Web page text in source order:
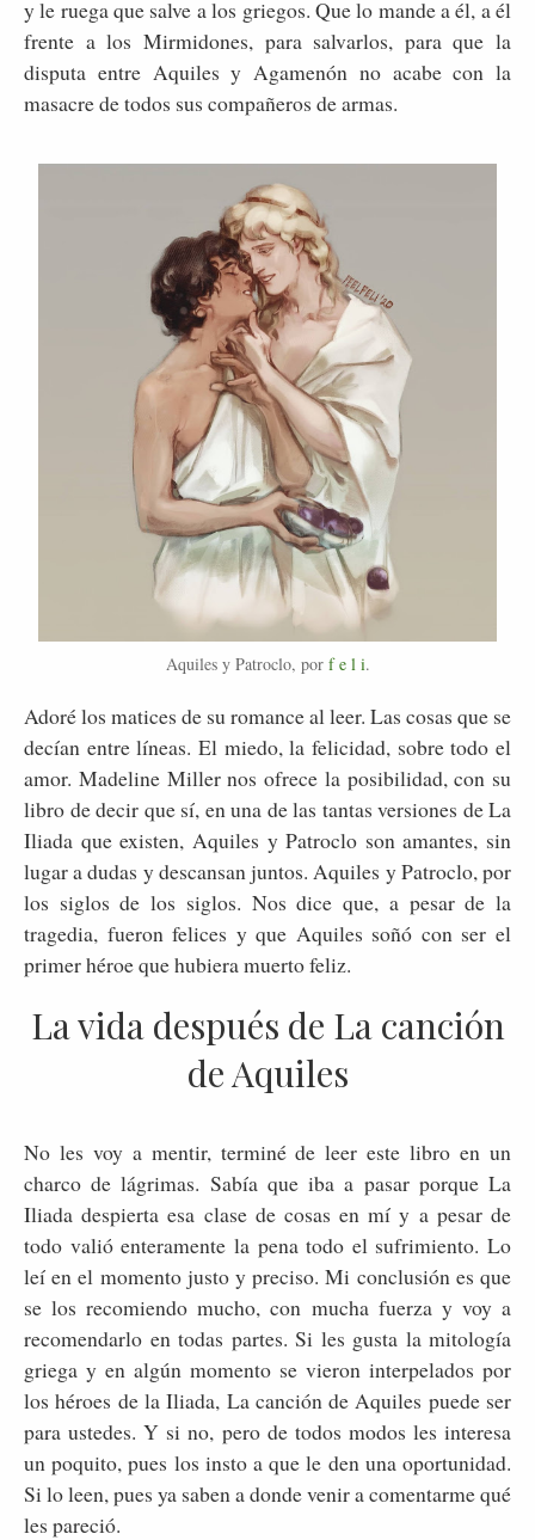
y le ruega que salve a los griegos. Que lo mande a él, a él
frente a los Mirmidones, para salvarlos, para que la
disputa entre Aquiles y Agamenón no acabe con la
masacre de todos sus compañeros de armas.
Aquiles y Patroclo, por f e l i.
Adoré los matices de su romance al leer. Las cosas que se
decían entre líneas. El miedo, la felicidad, sobre todo el
amor. Madeline Miller nos ofrece la posibilidad, con su
libro de decir que sí, en una de las tantas versiones de La
Iliada que existen, Aquiles y Patroclo son amantes, sin
lugar a dudas y descansan juntos. Aquiles y Patroclo, por
los siglos de los siglos. Nos dice que, a pesar de la
tragedia, fueron felices y que Aquiles soñó con ser el
primer héroe que hubiera muerto feliz.
La vida después de La canción
de Aquiles
No les voy a mentir, terminé de leer este libro en un
charco de lágrimas. Sabía que iba a pasar porque La
Iliada despierta esa clase de cosas en mí y a pesar de
todo valió enteramente la pena todo el sufrimiento. Lo
leí en el momento justo y preciso. Mi conclusión es que
se los recomiendo mucho, con mucha fuerza y voy a
recomendarlo en todas partes. Si les gusta la mitología
griega y en algún momento se vieron interpelados por
los héroes de la Iliada, La canción de Aquiles puede ser
para ustedes. Y si no, pero de todos modos les interesa
un poquito, pues los insto a que le den una oportunidad.
Si lo leen, pues ya saben a donde venir a comentarme qué
les pareció.